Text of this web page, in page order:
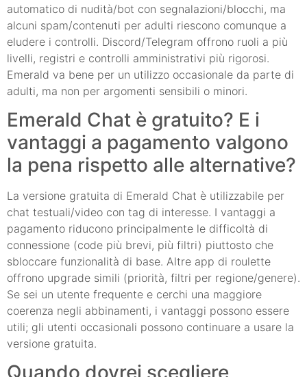
automatico di nudità/bot con segnalazioni/blocchi, ma
alcuni spam/contenuti per adulti riescono comunque a
eludere i controlli. Discord/Telegram offrono ruoli a più
livelli, registri e controlli amministrativi più rigorosi.
Emerald va bene per un utilizzo occasionale da parte di
adulti, ma non per argomenti sensibili o minori.
Emerald Chat è gratuito? E i
vantaggi a pagamento valgono
la pena rispetto alle alternative?
La versione gratuita di Emerald Chat è utilizzabile per
chat testuali/video con tag di interesse. I vantaggi a
pagamento riducono principalmente le difficoltà di
connessione (code più brevi, più filtri) piuttosto che
sbloccare funzionalità di base. Altre app di roulette
offrono upgrade simili (priorità, filtri per regione/genere).
Se sei un utente frequente e cerchi una maggiore
coerenza negli abbinamenti, i vantaggi possono essere
utili; gli utenti occasionali possono continuare a usare la
versione gratuita.